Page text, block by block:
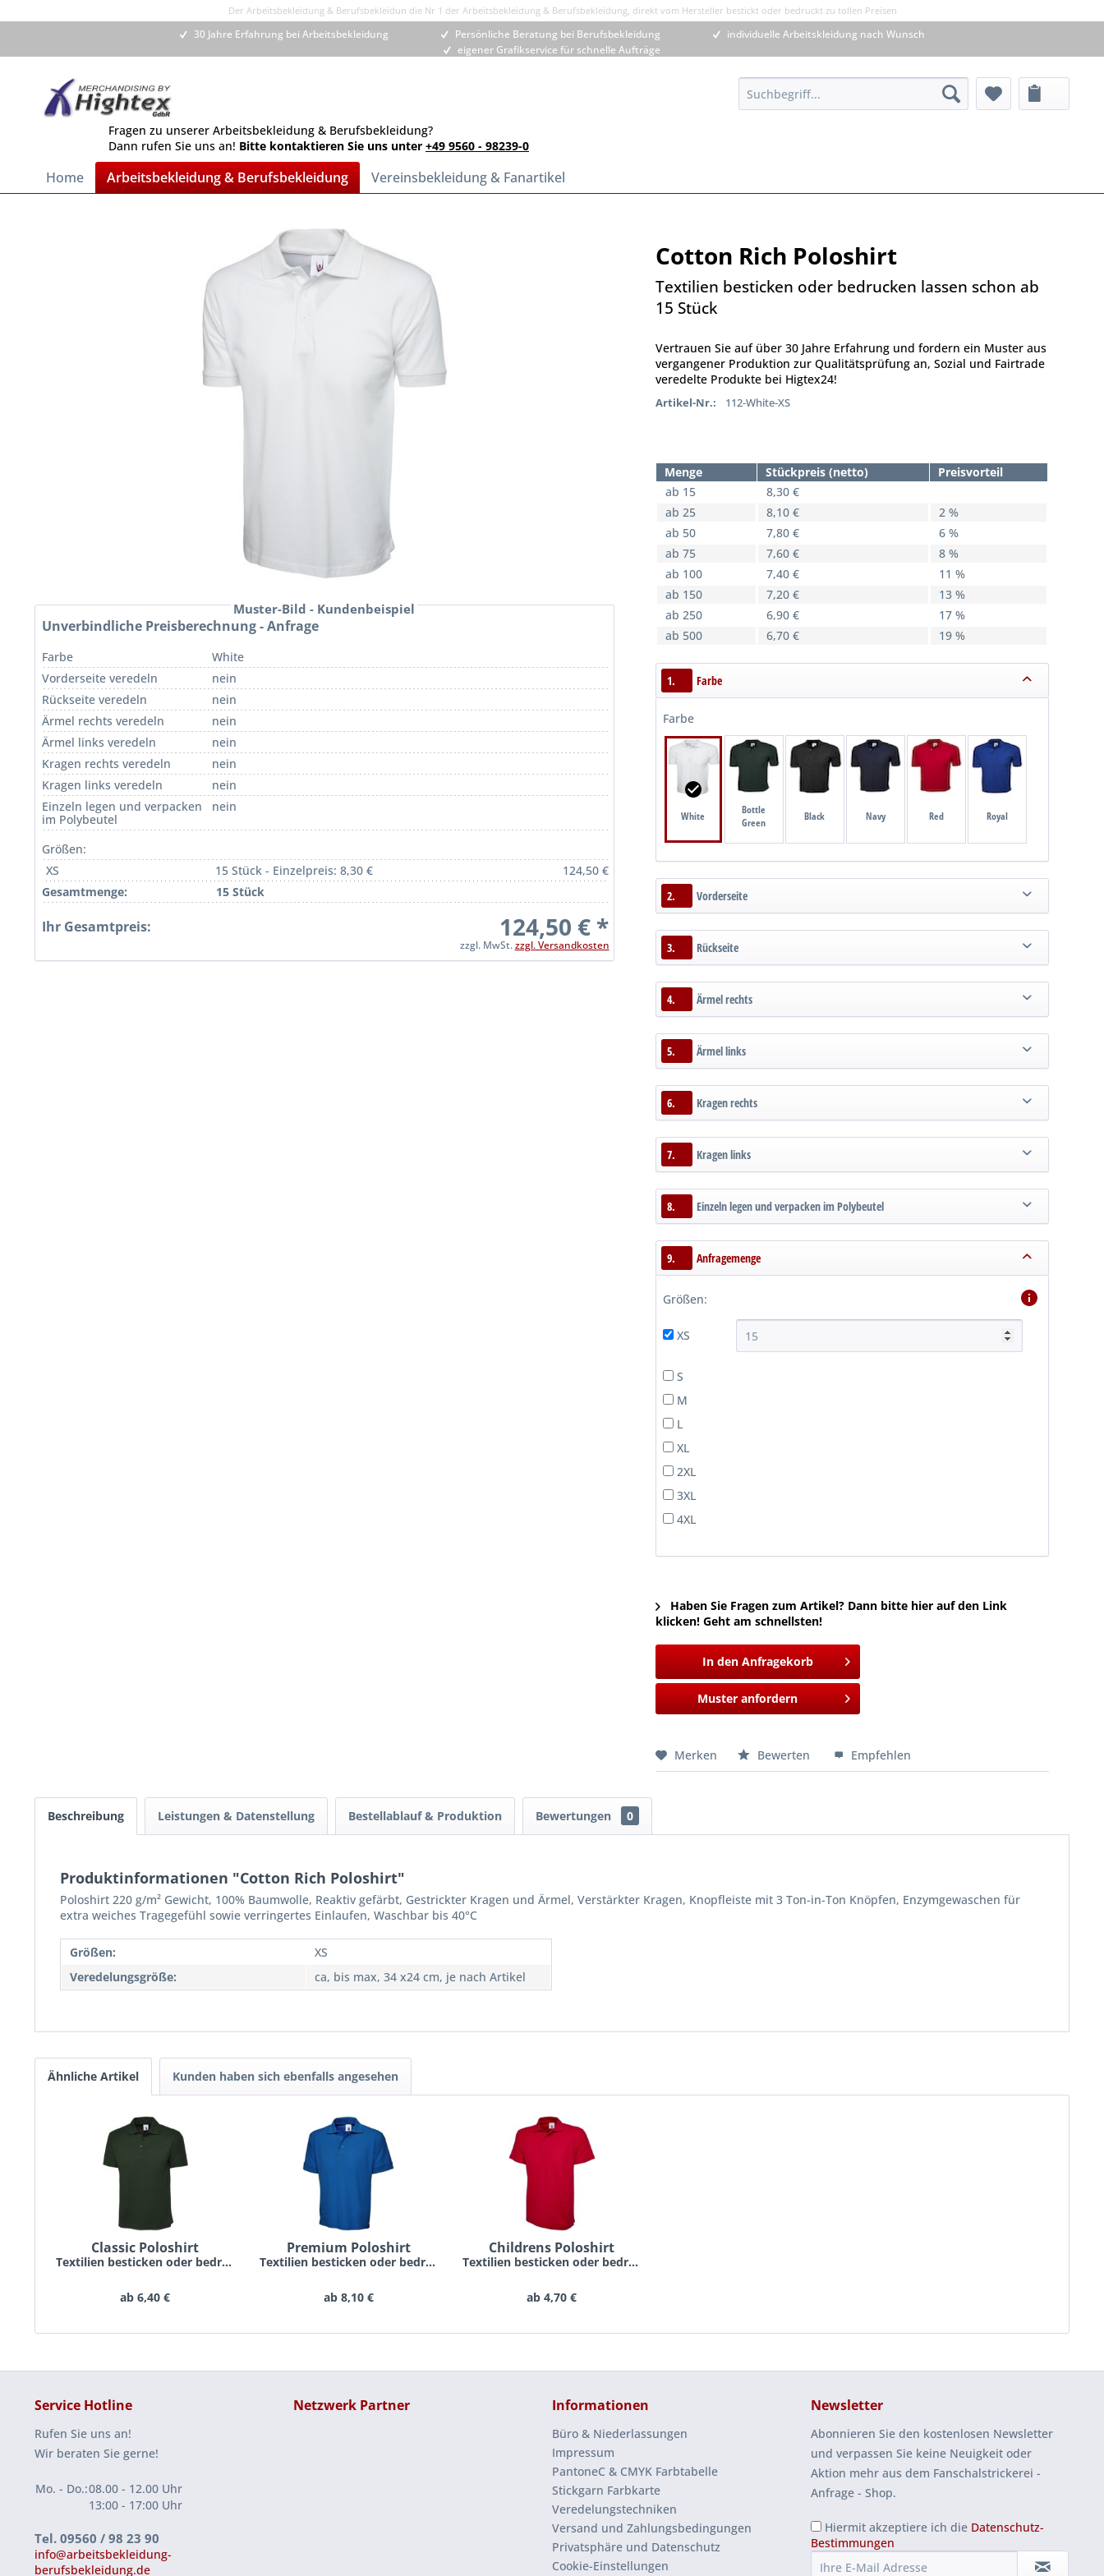
Der Arbeitsbekleidung & Berufsbekleidun die Nr 1 der Arbeitsbekleidung & Berufsbekleidung, direkt vom Hersteller bestickt oder bedruckt zu tollen Preisen
30 Jahre Erfahrung bei Arbeitsbekleidung Persönliche Beratung bei Berufsbekleidung
individuelle Arbeitskleidung nach Wunsch
eigener Grafikservice für schnelle Aufträge
Fragen zu unserer Arbeitsbekleidung & Berufsbekleidung?
Dann rufen Sie uns an! Bitte kontaktieren Sie uns unter +49 9560 - 98239-0
Home Arbeitsbekleidung & Berufsbekleidung Vereinsbekleidung & Fanartikel
Muster-Bild - Kundenbeispiel
Unverbindliche Preisberechnung - Anfrage
Farbe
White
Vorderseite veredeln
nein
Rückseite veredeln
nein
Ärmel rechts veredeln
nein
Ärmel links veredeln
nein
Kragen rechts veredeln
nein
Kragen links veredeln
nein
Einzeln legen und verpacken
im Polybeutel
nein
Größen:
XS
15 Stück - Einzelpreis: 8,30 €
124,50 €
Gesamtmenge:
15 Stück
Ihr Gesamtpreis: 124,50 € *
zzgl. MwSt.zzgl. Versandkosten
Cotton Rich Poloshirt
Textilien besticken oder bedrucken lassen schon ab
15 Stück
Vertrauen Sie auf über 30 Jahre Erfahrung und fordern ein Muster aus
vergangener Produktion zur Qualitätsprüfung an, Sozial und Fairtrade
veredelte Produkte bei Higtex24!
Artikel-Nr.: 112-White-XS
Menge Stückpreis (netto)
Preisvorteil
ab 15
8,30 €
ab 25
8,10 €
2 %
ab 50
7,80 €
6 %
ab 75
7,60 €
8 %
ab 100
7,40 €
11 %
ab 150
7,20 €
13 %
ab 250
6,90 €
17 %
ab 500
6,70 € 19 %
1. Farbe
Farbe
White
Bottle
Green
Black Navy Red Royal
2. Vorderseite
3. Rückseite
4. Ärmel rechts
5. Ärmel links
6. Kragen rechts
7. Kragen links
8. Einzeln legen und verpacken im Polybeutel
9. Anfragemenge
Größen:
XS
S
M
L
XL
2XL
3XL
4XL
Haben Sie Fragen zum Artikel? Dann bitte hier auf den Link
klicken! Geht am schnellsten!
In den Anfragekorb
Muster anfordern
Merken Bewerten Empfehlen
Beschreibung Leistungen & Datenstellung Bestellablauf & Produktion Bewertungen 0
Produktinformationen "Cotton Rich Poloshirt"
Poloshirt 220 g/m² Gewicht, 100% Baumwolle, Reaktiv gefärbt, Gestrickter Kragen und Ärmel, Verstärkter Kragen, Knopfleiste mit 3 Ton-in-Ton Knöpfen, Enzymgewaschen für
extra weiches Tragegefühl sowie verringertes Einlaufen, Waschbar bis 40°C
Größen:
XS
Veredelungsgröße:
ca, bis max, 34 x24 cm, je nach Artikel
Ähnliche Artikel Kunden haben sich ebenfalls angesehen
Classic Poloshirt
Textilien besticken oder bedrucken lassen schon...
ab 6,40 €
Premium Poloshirt
Textilien besticken oder bedrucken lassen schon...
ab 8,10 €
Childrens Poloshirt
Textilien besticken oder bedrucken lassen schon...
ab 4,70 €
Service Hotline
Rufen Sie uns an!
Wir beraten Sie gerne!
Mo. - Do.:08.00 - 12.00 Uhr
13:00 - 17:00 Uhr
Tel. 09560 / 98 23 90
info@arbeitsbekleidung-
berufsbekleidung.de
Netzwerk Partner Informationen
Büro & Niederlassungen
Impressum
PantoneC & CMYK Farbtabelle
Stickgarn Farbkarte
Veredelungstechniken
Versand und Zahlungsbedingungen
Privatsphäre und Datenschutz
Cookie-Einstellungen
Newsletter
Abonnieren Sie den kostenlosen Newsletter
und verpassen Sie keine Neuigkeit oder
Aktion mehr aus dem Fanschalstrickerei -
Anfrage - Shop.
Hiermit akzeptiere ich die Datenschutz-
Bestimmungen